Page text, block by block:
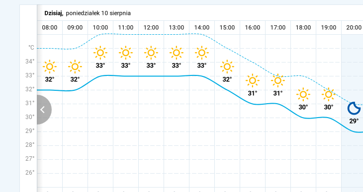
°C
34°
33°
32°
31°
30°
29°
28°
27°
26°